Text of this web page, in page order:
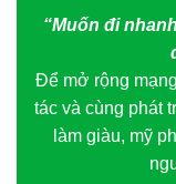
“Muốn đi
Để mở rộng
tác và cùng phát
làm giàu, mỹ